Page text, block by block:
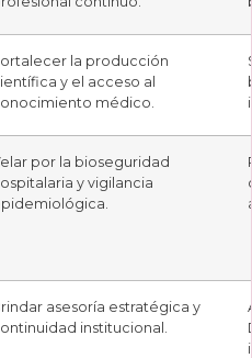
la producción
y el acceso al
médico.
por la bioseguridad
y vigilancia
asesoría estratégica y
institucional.